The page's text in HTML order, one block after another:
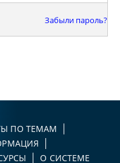
Забыли пароль?
ПО ТЕМАМ
О СИСТЕМЕ